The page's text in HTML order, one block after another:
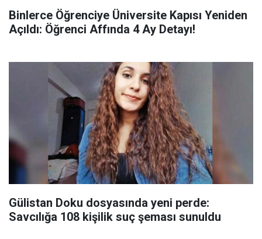
Binlerce Öğrenciye Üniversite Kapısı Yeniden
Açıldı: Öğrenci Affında 4 Ay Detayı!
Gülistan Doku dosyasında yeni perde:
Savcılığa 108 kişilik suç şeması sunuldu